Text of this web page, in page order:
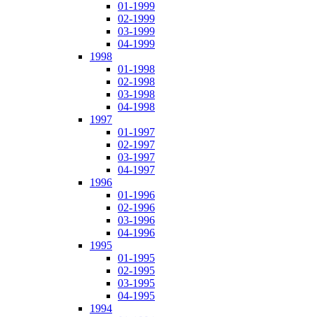
01-1999
02-1999
03-1999
04-1999
1998
01-1998
02-1998
03-1998
04-1998
1997
01-1997
02-1997
03-1997
04-1997
1996
01-1996
02-1996
03-1996
04-1996
1995
01-1995
02-1995
03-1995
04-1995
1994